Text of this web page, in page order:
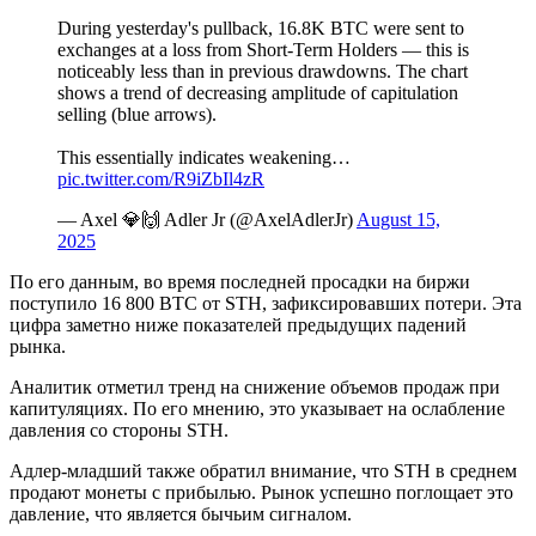
During yesterday's pullback, 16.8K BTC were sent to
exchanges at a loss from Short-Term Holders — this is
noticeably less than in previous drawdowns. The chart
shows a trend of decreasing amplitude of capitulation
selling (blue arrows).
This essentially indicates weakening…
pic.twitter.com/R9iZbIl4zR
— Axel 💎🙌 Adler Jr (@AxelAdlerJr) August 15,
2025
По его данным, во время последней просадки на биржи
поступило 16 800 BTC от STH, зафиксировавших потери. Эта
цифра заметно ниже показателей предыдущих падений
рынка.
Аналитик отметил тренд на снижение объемов продаж при
капитуляциях. По его мнению, это указывает на ослабление
давления со стороны STH.
Адлер-младший также обратил внимание, что STH в среднем
продают монеты с прибылью. Рынок успешно поглощает это
давление, что является бычьим сигналом.